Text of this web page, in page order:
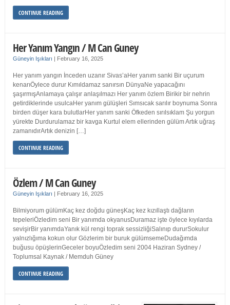
CONTINUE READING
Her Yanım Yangın / M Can Guney
Güneyin Işıkları | February 16, 2025
Her yanım yangın İnceden uzanır Sivas’aHer yanım sanki Bir uçurum
kenarıÖylece durur Kımıldamaz sanırsın DünyaNe yapacağını
şaşırmışAnlamaya çalışır anlaşılmazı Her yanım özlem Birikir bir nehrin
getirdiklerinde usulcaHer yanım gülüşleri Sımsıcak sarılır boynuma Sonra
birden düşer kara bulutlarHer yanım sanki Öfkeden sırılsıklam Şu yorgun
yürekte Durdurulamaz bir kavga Kurtul elem ellerinden gülüm Artık uğraş
zamanıdırArtık denizin […]
CONTINUE READING
Özlem / M Can Guney
Güneyin Işıkları | February 16, 2025
Bilmiyorum gülümKaç kez doğdu güneşKaç kez kızıllaştı dağların
tepeleriÖzledim seni Bir yanımda okyanusDuramaz işte öylece kıyılarda
sevişirBir yanımdaYanık kül rengi toprak sessizliğiSalınıp dururSokulur
yalnızlığıma kokun olur Gözlerim bir buruk gülümsemeDudağımda
buğusu öpüşlerinGeceler boyuÖzledim seni 2004 Haziran Sydney /
Toplumsal Kaynak / Memduh Güney
CONTINUE READING